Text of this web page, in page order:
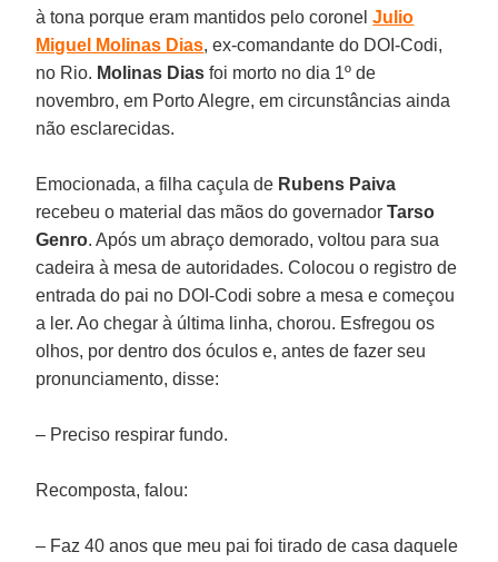
à tona porque eram mantidos pelo coronelJulio
Miguel Molinas Dias, ex-comandante do DOI-Codi,
no Rio. Molinas Dias foi morto no dia 1º de
novembro, em Porto Alegre, em circunstâncias ainda
não esclarecidas.
Emocionada, a filha caçula de Rubens Paiva
recebeu o material das mãos do governadorTarso
Genro. Após um abraço demorado, voltou para sua
cadeira à mesa de autoridades. Colocou o registro de
entrada do pai no DOI-Codi sobre a mesa e começou
a ler. Ao chegar à última linha, chorou. Esfregou os
olhos, por dentro dos óculos e, antes de fazer seu
pronunciamento, disse:
– Preciso respirar fundo.
Recomposta, falou:
– Faz 40 anos que meu pai foi tirado de casa daquele